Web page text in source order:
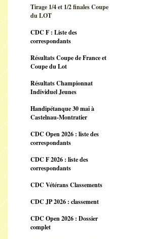
Tirage 1/4 et 1/2 finales Coupe
du LOT
CDC F : Liste des
correspondants
Résultats Coupe de France et
Coupe du Lot
Résultats Championnat
Individuel Jeunes
Handipétanque 30 mai à
Castelnau-Montratier
CDC Open 2026 : liste des
correspondants
CDC F 2026 : liste des
correspondants
CDC Vétérans Classements
CDC JP 2026 : classement
CDC Open 2026 : Dossier
complet